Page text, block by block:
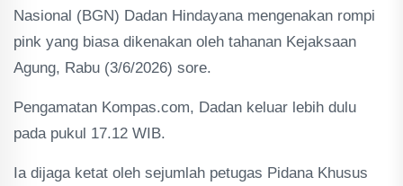
Nasional (BGN) Dadan Hindayana mengenakan rompi
pink yang biasa dikenakan oleh tahanan Kejaksaan
Agung, Rabu (3/6/2026) sore.
Pengamatan Kompas.com, Dadan keluar lebih dulu
pada pukul 17.12 WIB.
Ia dijaga ketat oleh sejumlah petugas Pidana Khusus